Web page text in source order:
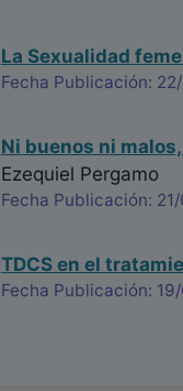
La Sexualidad
Fecha Publicación:
Ni buenos ni
Ezequiel Pergamo
Fecha Publicación:
TDCS en el
Fecha Publicación: